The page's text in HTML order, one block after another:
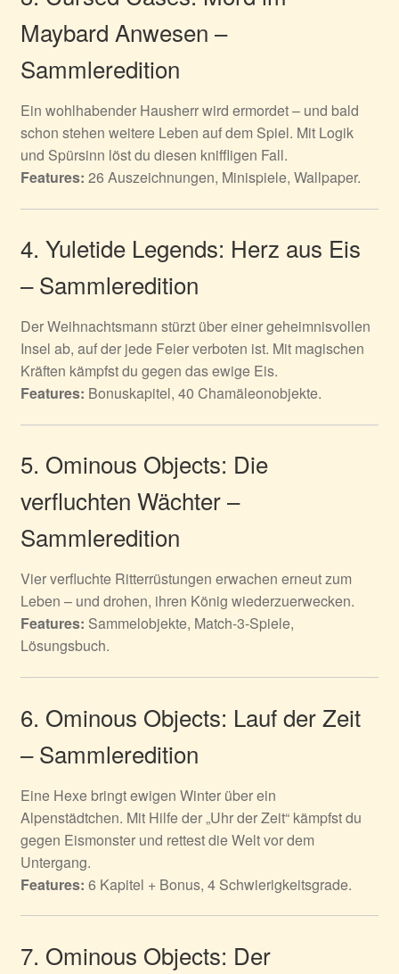
Maybard Anwesen –
Sammleredition
Ein wohlhabender Hausherr wird ermordet – und bald
schon stehen weitere Leben auf dem Spiel. Mit Logik
und Spürsinn löst du diesen kniffligen Fall.
Features: 26 Auszeichnungen, Minispiele, Wallpaper.
4. Yuletide Legends: Herz aus Eis
– Sammleredition
Der Weihnachtsmann stürzt über einer geheimnisvollen
Insel ab, auf der jede Feier verboten ist. Mit magischen
Kräften kämpfst du gegen das ewige Eis.
Features: Bonuskapitel, 40 Chamäleonobjekte.
5. Ominous Objects: Die
verfluchten Wächter –
Sammleredition
Vier verfluchte Ritterrüstungen erwachen erneut zum
Leben – und drohen, ihren König wiederzuerwecken.
Features: Sammelobjekte, Match-3-Spiele,
Lösungsbuch.
6. Ominous Objects: Lauf der Zeit
– Sammleredition
Eine Hexe bringt ewigen Winter über ein
Alpenstädtchen. Mit Hilfe der „Uhr der Zeit“ kämpfst du
gegen Eismonster und rettest die Welt vor dem
Untergang.
Features: 6 Kapitel + Bonus, 4 Schwierigkeitsgrade.
7. Ominous Objects: Der